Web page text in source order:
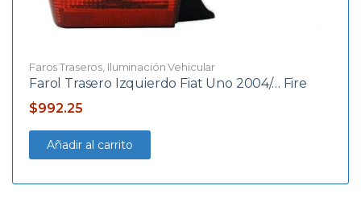
Faros Traseros Iluminación Vehicular
Farol Trasero Izquierdo Fiat Uno 2004/… Fire
$992.25
Añadir al carrito